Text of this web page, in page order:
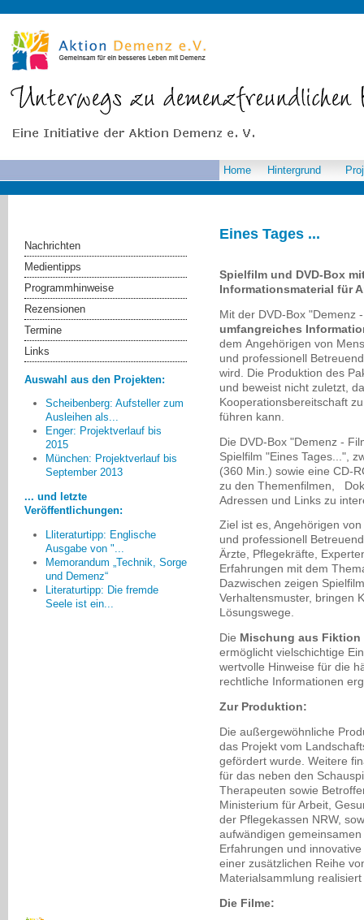
Eines Tages ...
Spielfilm und DVD-Box
Informationsmaterial für
Mit der DVD-Box "Demenz
umfangreiches
dem Angehörigen von
und professionell
wird. Die Produktion des
und beweist nicht zuletzt,
Kooperationsbereitschaft
führen kann.
Die DVD-Box "Demenz -
Spielfilm "Eines Tages...",
(360 Min.) sowie eine CD-
zu den Themenfilmen,
Adressen und Links zu
Ziel ist es, Angehörigen
und professionell
Ärzte, Pflegekräfte,
Erfahrungen mit dem
Dazwischen zeigen
Verhaltensmuster, bringen
Lösungswege.
Die Mischung aus
ermöglicht vielschichtige
wertvolle Hinweise für die
rechtliche Informationen
Zur Produktion:
Die außergewöhnliche
das Projekt vom
gefördert wurde. Weitere
für das neben den
Therapeuten sowie
Ministerium für Arbeit,
der Pflegekassen NRW,
aufwändigen
Erfahrungen und
einer zusätzlichen Reihe
Materialsammlung
Die Filme:
Home Hintergrund
Nachrichten
Medientipps
Programmhinweise
Rezensionen
Termine
Links
Auswahl aus den Projekten:
Scheibenberg: Aufsteller zum
Ausleihen als...
Enger: Projektverlauf bis
2015
München: Projektverlauf bis
September 2013
... und letzte
Veröffentlichungen:
Lliteraturtipp: Englische
Ausgabe von "...
Memorandum „Technik, Sorge
und Demenz“
Literaturtipp: Die fremde
Seele ist ein...
Am meisten beeindruckt hat
mich der unproblematische und
offene Umgang von Kindern mit
Demenzkranken auch wenn sie
keine Vorerfahrungen haben.
Christine Einödshofer, Ingolstadt